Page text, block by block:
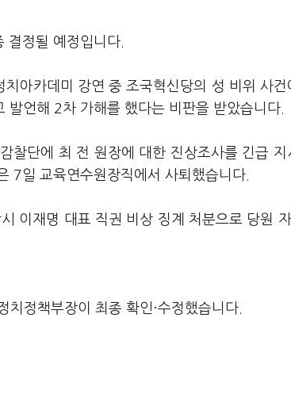
결정될 예정입니다.
아카데미 강연 중 조국혁신당의 성 비위 사건
언해 2차 가해를 했다는 비판을 받았습니다.
찰단에 최 전 원장에 대한 진상조사를 긴급 지
7일 교육연수원장직에서 사퇴했습니다.
이재명 대표 직권 비상 징계 처분으로 당원
정책부장이 최종 확인·수정했습니다.